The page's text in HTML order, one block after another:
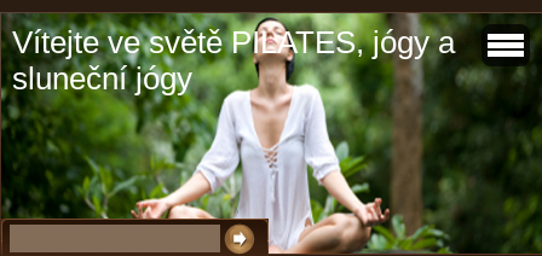
Vítejte ve světě PILATES, jógy a
sluneční jógy